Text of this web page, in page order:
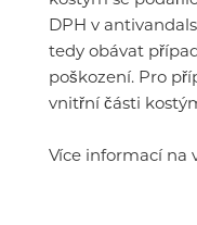
DPH v
tedy obávat
poškození. Pro
vnitřní části
Více informací na